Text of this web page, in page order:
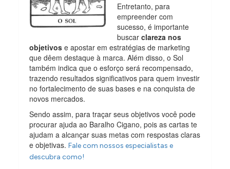
Entretanto, para
empreender com
sucesso, é importante
buscarclareza nos
objetivos e apostar em estratégias de marketing
que dêem destaque à marca. Além disso, o Sol
também indica que o esforço será recompensado,
trazendo resultados significativos para quem investir
no fortalecimento de suas bases e na conquista de
novos mercados.
Sendo assim, para traçar seus objetivos você pode
procurar ajuda ao Baralho Cigano, pois as cartas te
ajudam a alcançar suas metas com respostas claras
e objetivas.Fale com nossos especialistas e
descubra como!